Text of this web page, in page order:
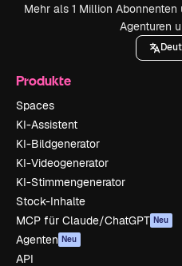
Mehr als 1 Million
Agenturen
Produkte
Spaces
KI-Assistent
KI-Bildgenerator
KI-Videogenerator
KI-Stimmengenerator
Stock-Inhalte
MCP für Claude/ChatGPT Neu
Agenten Neu
API